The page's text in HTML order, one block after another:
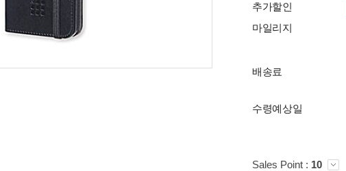
추가할인
마일리지
배송료
수령예상일
Sales Point : 10